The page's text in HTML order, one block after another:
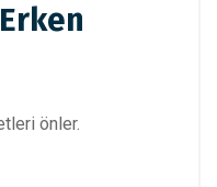
önler.